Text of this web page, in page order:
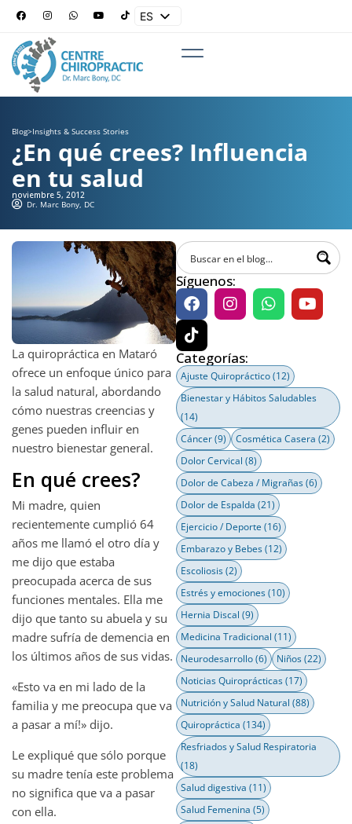
ES
Blog>Insights & Success Stories
¿En qué crees? Influencia
en tu salud
noviembre 5, 2012
Dr. Marc Bony, DC
La quiropráctica en Mataró
ofrece un enfoque único para
la salud natural, abordando
cómo nuestras creencias y
genes pueden influir en
nuestro bienestar general.
En qué crees?
Mi madre, quien
recientemente cumplió 64
años me llamó el otro día y
me dijo que estaba
preocupada acerca de sus
funciones mentales. Ella me
dijo que tanto su abuela y su
madre sufría de demencia en
los últimos años de sus vidas.
«Esto va en mi lado de la
familia y me preocupa que va
a pasar a mí!» dijo.
Le expliqué que sólo porque
su madre tenía este problema
no significa que va a pasar
con ella.
Síguenos:
Categorías:
Ajuste Quiropráctico(12)
Bienestar y Hábitos Saludables
(14)
Cáncer(9) Cosmética Casera (2)
Dolor Cervical (8)
Dolor de Cabeza / Migrañas(6)
Dolor de Espalda (21)
Ejercicio / Deporte (16)
Embarazo y Bebes(12)
Escoliosis(2)
Estrés y emociones(10)
Hernia Discal (9)
Medicina Tradicional (11)
Neurodesarrollo(6) Niños(22)
Noticias Quiroprácticas(17)
Nutrición y Salud Natural (88)
Quiropráctica (134)
Resfriados y Salud Respiratoria
(18)
Salud digestiva (11)
Salud Femenina (5)